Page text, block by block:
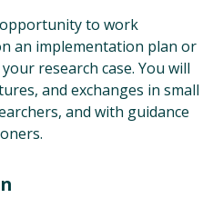
to work
an implementation plan or
research case. You will
and exchanges in small
and with guidance